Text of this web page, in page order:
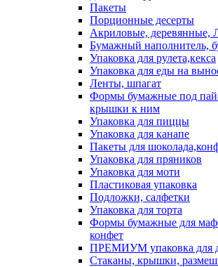
Пакеты
Порционные десерты
Акриловые,
Бумажный наполнитель,
Упаковка для рулета,кекса
Упаковка для еды на
Ленты, шпагат
Формы бумажные под
крышки к ним
Упаковка для пиццы
Упаковка для канапе
Пакеты для
Упаковка для пряников
Упаковка для моти
Пластиковая упаковка
Подложки, салфетки
Упаковка для торта
Формы бумажные для
конфет
ПРЕМИУМ упаковка для
Стаканы, крышки,